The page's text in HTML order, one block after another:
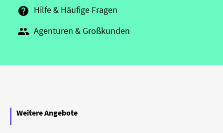
 Hilfe & Häufige Fragen
 Agenturen & Großkunden
Weitere Angebote